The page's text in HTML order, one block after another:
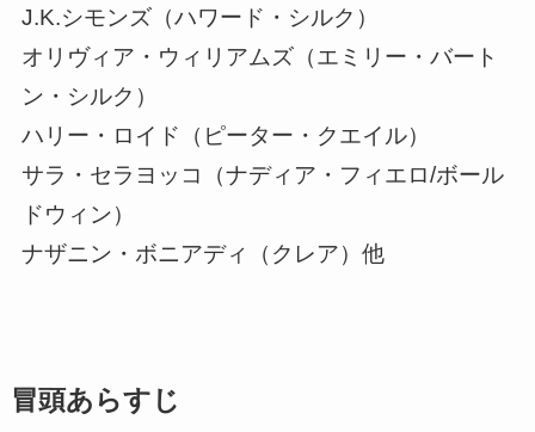
J.K.シモンズ（ハワード・シルク）
オリヴィア・ウィリアムズ（エミリー・バート
ン・シルク）
ハリー・ロイド（ピーター・クエイル）
サラ・セラヨッコ（ナディア・フィエロ/ボール
ドウィン）
ナザニン・ボニアディ（クレア）他
冒頭あらすじ